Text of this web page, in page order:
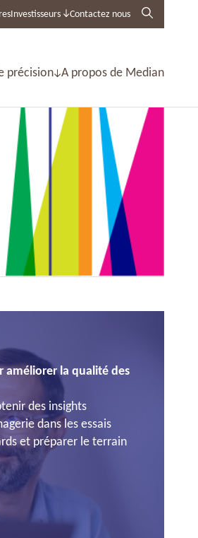
Investisseurs Contactez nous
précision A propos de Median
améliorer la qualité des
des insights
dans les essais
et préparer le terrain